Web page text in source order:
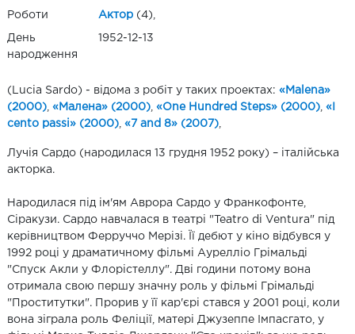
Роботи Актор (4),
День
народження
1952-12-13
(Lucia Sardo) - відома з робіт у таких проектах: «Malena»
(2000) «Малена» (2000) «One Hundred Steps» (2000) «I
cento passi» (2000) «7 and 8» (2007)
Лучія Сардо (народилася 13 грудня 1952 року) – італійська
акторка.
Народилася під ім'ям Аврора Сардо у Франкофонте,
Сіракузи. Сардо навчалася в театрі "Teatro di Ventura" під
керівництвом Ферруччо Мерізі. Її дебют у кіно відбувся у
1992 році у драматичному фільмі Аурелліо Грімальді
"Спуск Акли у Флорістеллу". Дві години потому вона
отримала свою першу значну роль у фільмі Грімальді
"Проститутки". Прорив у її кар'єрі стався у 2001 році, коли
вона зіграла роль Феліції, матері Джузеппе Імпасгато, у